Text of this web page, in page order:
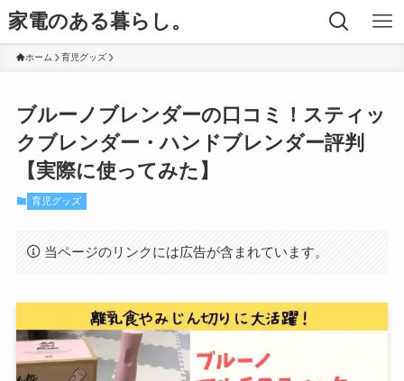
家電のある暮らし。
ホーム 育児グッズ
ブルーノブレンダーの口コミ！スティッ
クブレンダー・ハンドブレンダー評判
【実際に使ってみた】
育児グッズ
当ページのリンクには広告が含まれています。